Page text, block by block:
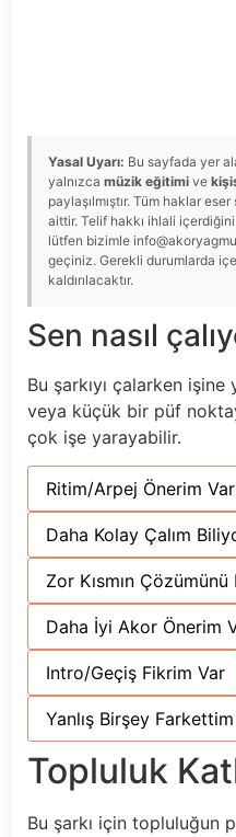
Yasal Uyarı: Bu sayfada yer
yalnızca müzik eğitimi ve
paylaşılmıştır. Tüm haklar
aittir. Telif hakkı ihlali
lütfen bizimle
geçiniz. Gerekli durumlarda
kaldırılacaktır.
Sen nasıl
Bu şarkıyı çalarken
veya küçük bir püf
çok işe yarayabilir.
Ritim/Arpej Önerim Var
Daha Kolay Çalım
Zor Kısmın
Daha İyi Akor Önerim
Intro/Geçiş Fikrim Var
Yanlış Birşey Farkettim
Topluluk
Bu şarkı için topluluğun